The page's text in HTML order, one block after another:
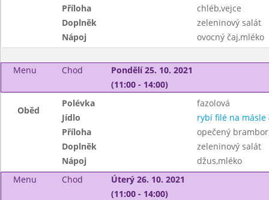
Příloha
chléb,vejce
Doplněk
zeleninový salát
Nápoj
ovocný čaj,mléko
Menu Chod
Pondělí 25. 10. 2021
(11:00 - 14:00)
Oběd
Polévka
fazolová
Jídlo
rybí filé na másle
Příloha
opečený
Doplněk
zeleninový salát
Nápoj
džus,mléko
Menu
Chod
Úterý 26. 10. 2021
(11:00 - 14:00)